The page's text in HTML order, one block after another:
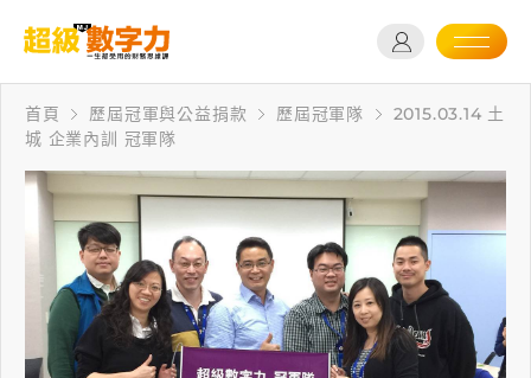
首頁 歷屆冠軍與公益捐款 歷屆冠軍隊
2015.03.14 土
城 企業內訓 冠軍隊